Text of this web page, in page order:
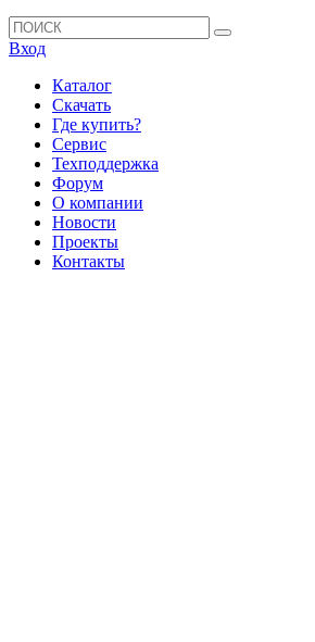
Вход
Каталог
Скачать
Где купить?
Сервис
Техподдержка
Форум
О компании
Новости
Проекты
Контакты